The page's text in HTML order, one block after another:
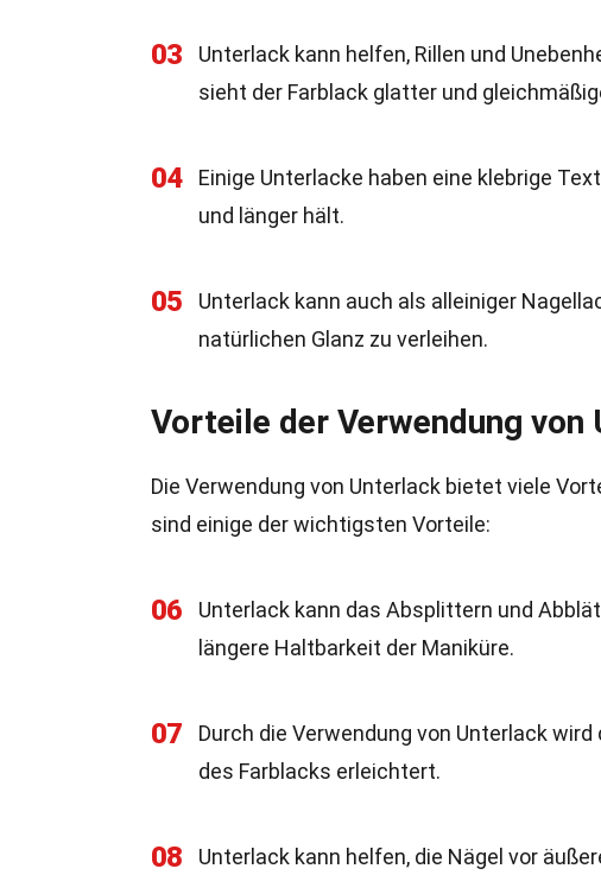
03
Unterlack kann helfen, Rillen und
sieht der Farblack glatter und
04
Einige Unterlacke haben eine klebrige
und länger hält.
05
Unterlack kann auch als alleiniger
natürlichen Glanz zu verleihen.
Vorteile der Verwendung von
Die Verwendung von Unterlack bietet viele
sind einige der wichtigsten Vorteile:
06
Unterlack kann das Absplittern und
längere Haltbarkeit der Maniküre.
07
Durch die Verwendung von Unterlack
des Farblacks erleichtert.
08
Unterlack kann helfen, die Nägel vor